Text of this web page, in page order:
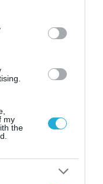
in below Google
my
the